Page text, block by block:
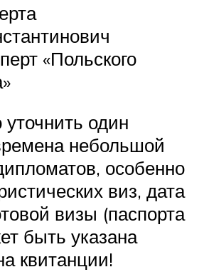
«Польского
один
небольшой
особенно
виз, дата
визы (паспорта
быть указана
квитанции!